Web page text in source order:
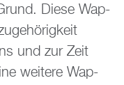
Diese Wap­
und zur Zeit
wei­te­re Wap­